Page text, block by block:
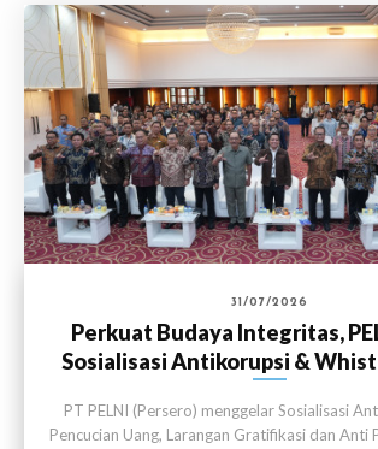
31/07/2026
Perkuat Budaya Integritas,
Sosialisasi Antikorupsi &
System
PT PELNI (Persero) menggelar Sosialisasi
Pencucian Uang, Larangan Gratifikasi dan Anti